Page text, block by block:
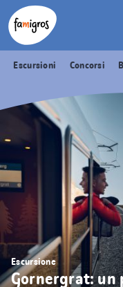
Navigazione
segnalibri
Header
Logo
Escursioni Concorsi
Escursione
Gornergrat: un